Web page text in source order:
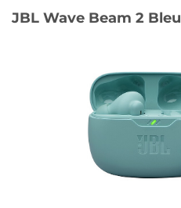
JBL Wave Beam 2 Bleu